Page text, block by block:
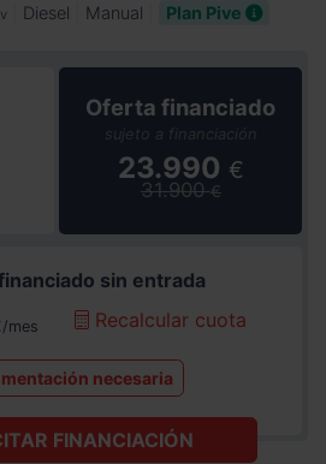
Diesel Manual Plan Pive
Oferta financiado
sujeto a financiación
23.990 €
31.900€
sin entrada
mes Recalcular cuota
necesaria
FINANCIACIÓN